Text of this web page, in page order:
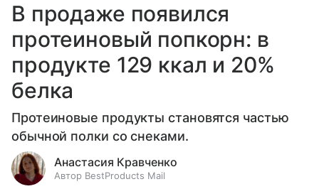
В продаже появился
протеиновый попкорн: в
продукте 129 ккал и 20%
белка
Протеиновые продукты становятся частью
обычной полки со снеками.
Анастасия Кравченко
Автор BestProducts Mail